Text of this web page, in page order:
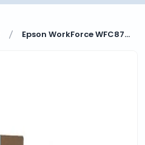
Epson WorkForce WFC87...